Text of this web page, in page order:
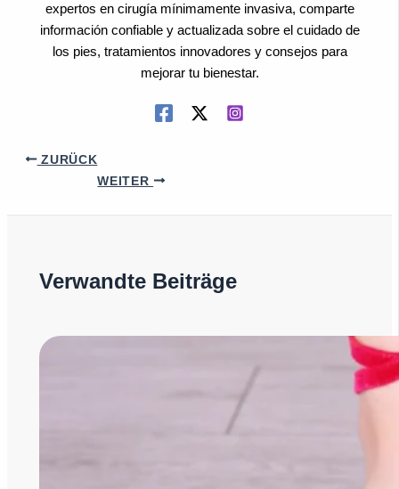
expertos en cirugía mínimamente invasiva, comparte
información confiable y actualizada sobre el cuidado de
los pies, tratamientos innovadores y consejos para
mejorar tu bienestar.
ZURÜCK
WEITER
Verwandte Beiträge